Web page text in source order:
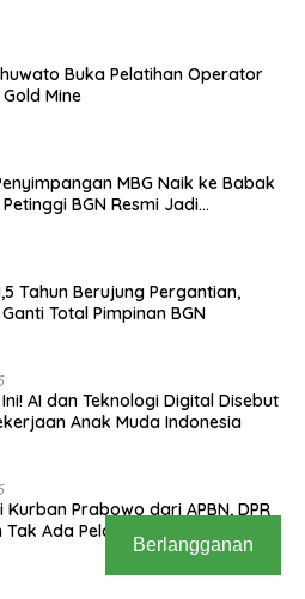
Buka Pelatihan Operator
Mine
MBG Naik ke Babak
BGN Resmi Jadi
Tahun Berujung Pergantian,
Total Pimpinan BGN
AI dan Teknologi Digital Disebut
Anak Muda Indonesia
Kurban Prabowo dari APBN, DPR
Ada Pelanggaran
Berlangganan